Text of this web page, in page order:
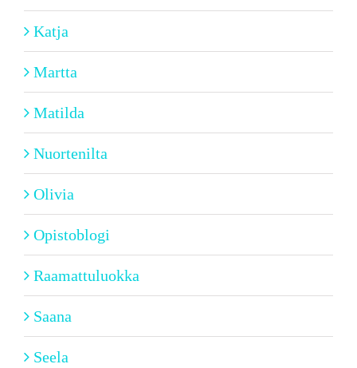
Katja
Martta
Matilda
Nuortenilta
Olivia
Opistoblogi
Raamattuluokka
Saana
Seela